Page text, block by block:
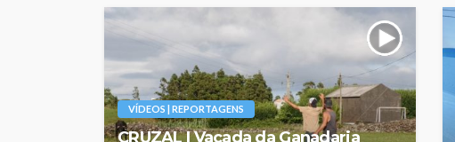
VÍDEOS | REPORTAGENS
CRUZAL | Vacada da Ganadaria